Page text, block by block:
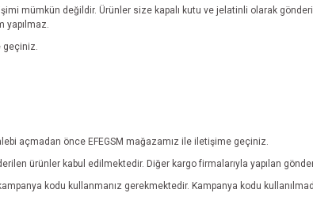
mümkün değildir. Ürünler size kapalı kutu ve jelatinli olarak
yapılmaz.
açmadan önce EFEGSM mağazamız ile iletişime geçiniz.
ürünler kabul edilmektedir. Diğer kargo firmalarıyla yapılan
kodu kullanmanız gerekmektedir. Kampanya kodu